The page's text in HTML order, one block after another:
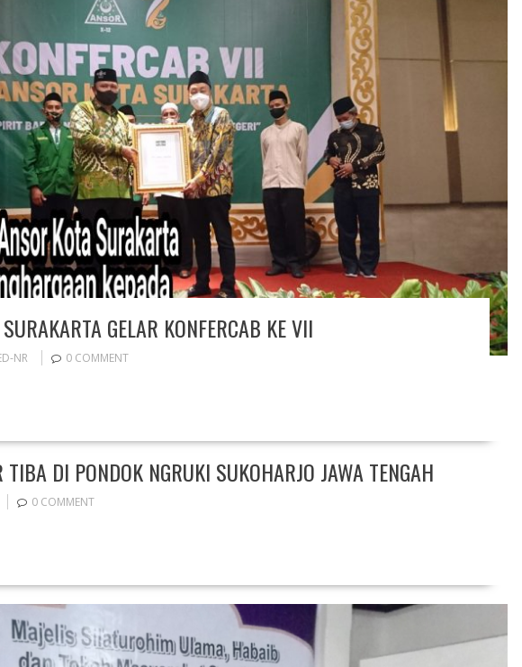
GELAR KONFERCAB KE VII
NR 0 COMMENT
TIBA DI PONDOK NGRUKI SUKOHARJO JAWA TENGAH
0 COMMENT